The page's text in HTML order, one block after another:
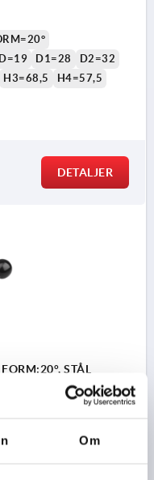
Om
D=19 D1=28
D2=32
H3=68,5
H4=57,5
DETALJER
STÅL
D1=33